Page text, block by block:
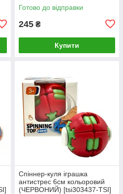
Готово до відправки
245 ₴
Купити
Спіннер-куля іграшка
антистрес 6см кольоровий
(ЧЕРВОНИЙ) [tsi303437-TSI]